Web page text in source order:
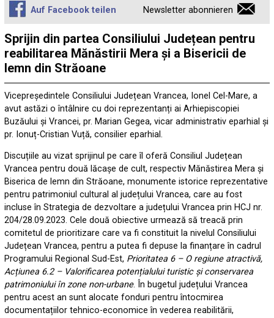
Auf Facebook teilen
Newsletter abonnieren
Sprijin din partea Consiliului Județean pentru
reabilitarea Mănăstirii Mera și a Bisericii de
lemn din Străoane
Vicepreședintele Consiliului Județean Vrancea, Ionel Cel-Mare, a
avut astăzi o întâlnire cu doi reprezentanți ai Arhiepiscopiei
Buzăului și Vrancei, pr. Marian Gegea, vicar administrativ eparhial și
pr. Ionuț-Cristian Vuță, consilier eparhial.
Discuțiile au vizat sprijinul pe care îl oferă Consiliul Județean
Vrancea pentru două lăcașe de cult, respectiv Mănăstirea Mera și
Biserica de lemn din Străoane, monumente istorice reprezentative
pentru patrimoniul cultural al județului Vrancea, care au fost
incluse în Strategia de dezvoltare a județului Vrancea prin HCJ nr.
204/28.09.2023. Cele două obiective urmează să treacă prin
comitetul de prioritizare care va fi constituit la nivelul Consiliului
Județean Vrancea, pentru a putea fi depuse la finanțare în cadrul
Programului Regional Sud-Est, Prioritatea 6 – O regiune atractivă,
Acțiunea 6.2 – Valorificarea potențialului turistic și conservarea
patrimoniului în zone non-urbane. În bugetul județului Vrancea
pentru acest an sunt alocate fonduri pentru întocmirea
documentațiilor tehnico-economice în vederea reabilitării,